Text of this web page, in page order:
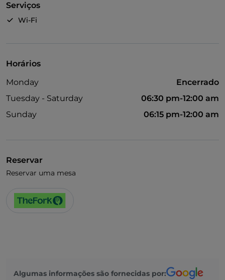
Serviços
Wi-Fi
Horários
Monday
Encerrado
Tuesday - Saturday
06:30 pm-12:00 am
Sunday
06:15 pm-12:00 am
Reservar
Reservar uma mesa
Algumas informações são fornecidas por: